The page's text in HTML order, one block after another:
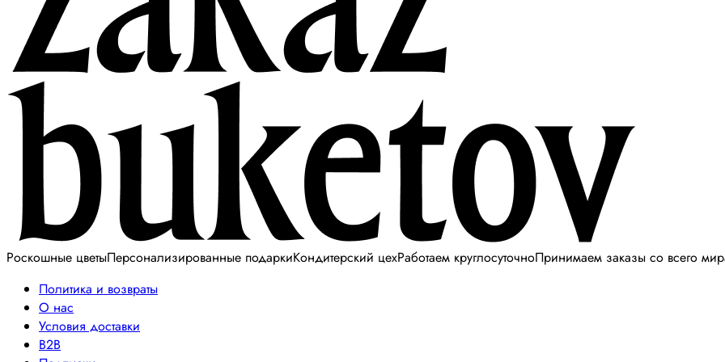
Роскошные цветыПерсонализированные подаркиКондитерский цехРаботаем круглосуточноПринимаем заказы со всего
Политика и возвраты
О нас
Условия доставки
B2B